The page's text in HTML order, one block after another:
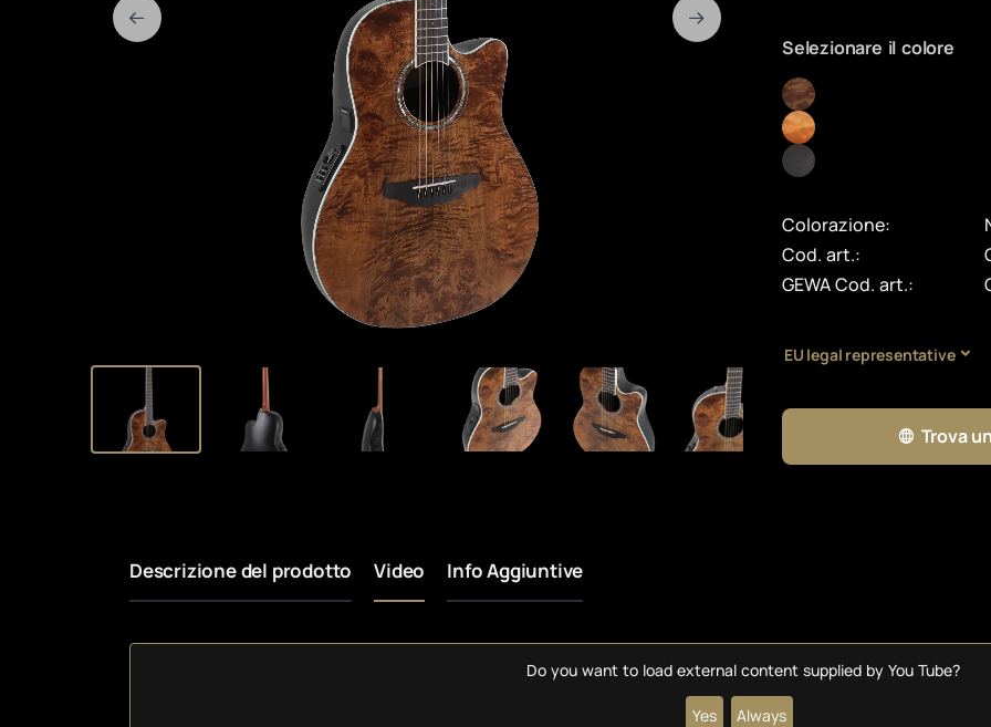
Selezionare il colore
Colorazione:
Cod. art.:
GEWA Cod. art.:
EU legal representative
Trova
Descrizione del prodotto Video Info Aggiuntive
Do you want to load external content supplied by You Tube?
Yes Always